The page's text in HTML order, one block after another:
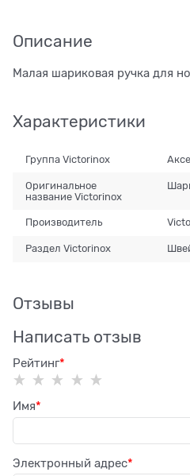
Описание
Малая шариковая ручка для
Характеристики
Группа Victorinox
Оригинальное
название Victorinox
Производитель
Раздел Victorinox
Отзывы
Написать отзыв
Рейтинг
Имя
Электронный адрес